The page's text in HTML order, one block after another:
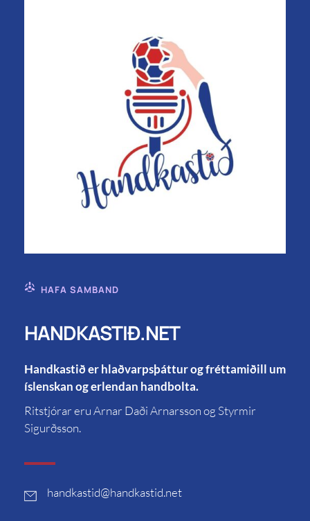
HAFA SAMBAND
HANDKASTIÐ.NET
Handkastið er hlaðvarpsþáttur og fréttamiðill um
íslenskan og erlendan handbolta.
Ritstjórar eru Arnar Daði Arnarsson og Styrmir
Sigurðsson.
handkastid@handkastid.net